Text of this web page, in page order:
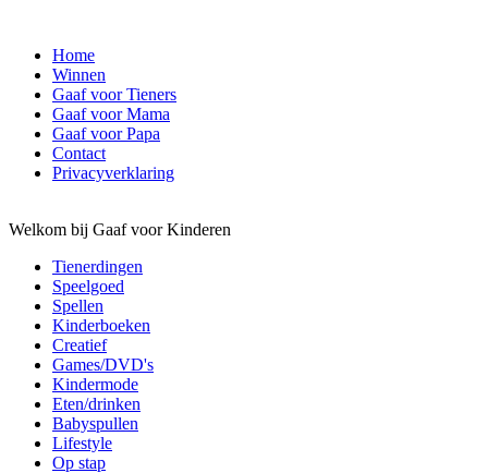
Home
Winnen
Gaaf voor Tieners
Gaaf voor Mama
Gaaf voor Papa
Contact
Privacyverklaring
Welkom bij Gaaf voor Kinderen
Tienerdingen
Speelgoed
Spellen
Kinderboeken
Creatief
Games/DVD's
Kindermode
Eten/drinken
Babyspullen
Lifestyle
Op stap